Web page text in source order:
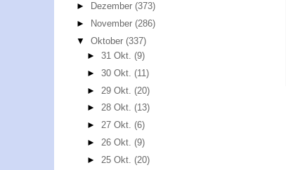
►
Dezember (373)
►
November (286)
▼ Oktober (337)
►31 Okt.(9)
►30 Okt.(11)
► 29 Okt.(20)
►28 Okt.(13)
►27 Okt.(6)
► 26 Okt.(9)
► 25 Okt.(20)